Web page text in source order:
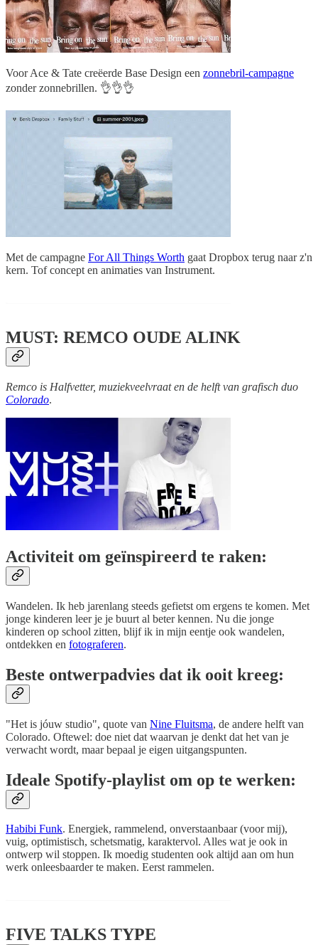
Voor Ace & Tate creëerde Base Design een zonnebril-campagne
zonder zonnebrillen. 👌👌👌
Met de campagne For All Things Worth gaat Dropbox terug naar z'n
kern. Tof concept en animaties van Instrument.
MUST: REMCO OUDE ALINK
Remco is Halfvetter, muziekveelvraat en de helft van grafisch duo
Colorado.
Activiteit om geïnspireerd te raken:
Wandelen. Ik heb jarenlang steeds gefietst om ergens te komen. Met
jonge kinderen leer je je buurt al beter kennen. Nu die jonge
kinderen op school zitten, blijf ik in mijn eentje ook wandelen,
ontdekken en fotograferen.
Beste ontwerpadvies dat ik ooit kreeg:
"Het is jóuw studio", quote van Nine Fluitsma, de andere helft van
Colorado. Oftewel: doe niet dat waarvan je denkt dat het van je
verwacht wordt, maar bepaal je eigen uitgangspunten.
Ideale Spotify-playlist om op te werken:
Habibi Funk. Energiek, rammelend, onverstaanbaar (voor mij),
vuig, optimistisch, schetsmatig, karaktervol. Alles wat je ook in
ontwerp wil stoppen. Ik moedig studenten ook altijd aan om hun
werk onleesbaarder te maken. Eerst rammelen.
FIVE TALKS TYPE